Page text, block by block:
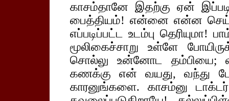
காசம்தானே இதற்கு ஏன்
பைத்தியம்! என்னை என்ன
எப்படிப்பட்ட உடம்பு தெரியுமா!
மூலிகைச்சாறு உள்ளே
சொல்லு உன்னோட தம்பியை;
கணக்கு என் வயது, வந்து
காரனுங்களை. காசம்னு